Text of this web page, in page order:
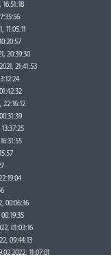
16:51:18
11:05:11
20:39:30
21:41:53
22:16:12
00:06:36
01:03:16
09:44:13
11:07:01